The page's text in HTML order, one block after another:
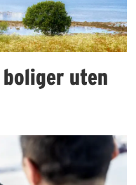
uten